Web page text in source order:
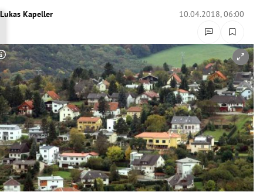
Untermenü
Untermenü
Untermenü
Untermenü
Untermenü
Untermenü
Lukas Kapeller 10.04.2018, 06:00
Copyright-Hinweis öffnen/schließen